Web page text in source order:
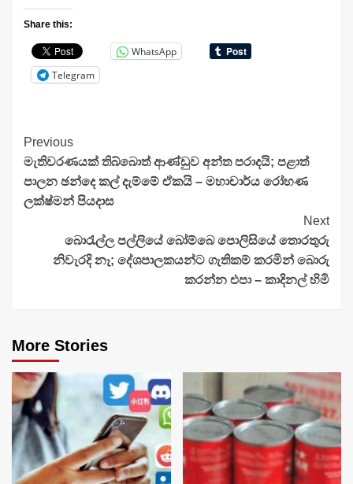
Share this:
WhatsApp
Telegram
Continue
Reading
Previous
මැතිවරණයක් තිබ්බොත් ආණ්ඩුව අන්ත පරාදයි; පළාත්
පාලන ඡන්දෙ කල් දැම්මේ ඒකයි – මහාචාර්ය රෝහණ
ලක්ෂ්මන් පියදාස
Next
බොරැල්ල පල්ලියේ බෝම්බෙ පොලිසියේ තොරතුරු
නිවැරදි නෑ; දේශපාලකයන්ට ගැතිකම් කරමින් බොරු
කරන්න එපා – කාදිනල් හිමි
More Stories